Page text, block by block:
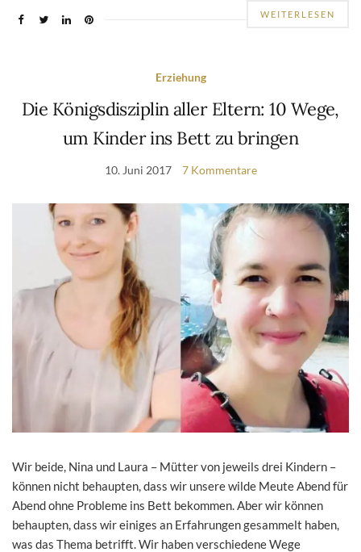
WEITERLESEN
Erziehung
Die Königsdisziplin aller Eltern: 10 Wege,
um Kinder ins Bett zu bringen
10. Juni 2017 7 Kommentare
Wir beide, Nina und Laura – Mütter von jeweils drei Kindern –
können nicht behaupten, dass wir unsere wilde Meute Abend für
Abend ohne Probleme ins Bett bekommen. Aber wir können
behaupten, dass wir einiges an Erfahrungen gesammelt haben,
was das Thema betrifft. Wir haben verschiedene Wege